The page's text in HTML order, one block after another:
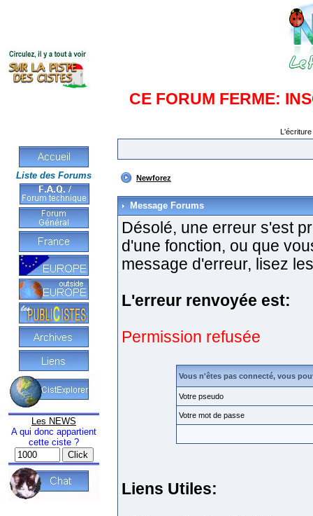
CE FORUM FERME:
Liste des Forums
Les NEWS
A qui donc appartient
cette ciste ?
Newforez
Message Forums
Désolé, une erreur s'est
d'une fonction, ou que
message d'erreur, lisez
L'erreur renvoyée est:
Permission refusée
Vous n'êtes pas connecté, vous
Votre pseudo
Votre mot de passe
Liens Utiles: